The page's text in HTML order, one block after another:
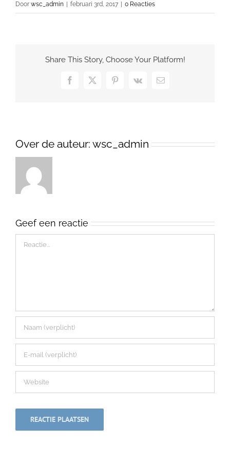
Door wsc_admin februari 3rd, 2017 0 Reacties
Share This Story, Choose Your Platform!
Facebook
X Pinterest
Vk
E-
Over de auteur: wsc_admin
Geef een reactie
Reactie